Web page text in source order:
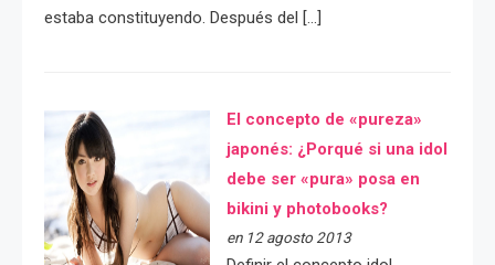
estaba constituyendo. Después del […]
El concepto de «pureza»
japonés: ¿Porqué si una idol
debe ser «pura» posa en
bikini y photobooks?
en 12 agosto 2013